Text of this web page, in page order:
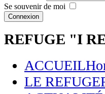
Se souvenir de moi
Connexion
REFUGE "I
ACCUEIL
LE REFUGE